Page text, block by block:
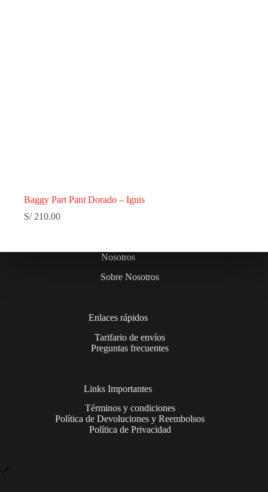
Baggy Part Pant Dorado – Ignis
S/210.00
Nosotros
Sobre Nosotros
Enlaces rápidos
Tarifario de envíos
Preguntas frecuentes
Links Importantes
Términos y condiciones
Política de Devoluciones y Reembolsos
Política de Privacidad